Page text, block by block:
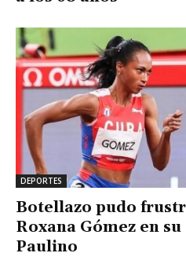
DEPORTES
Botellazo pudo
Roxana Gómez en
Paulino